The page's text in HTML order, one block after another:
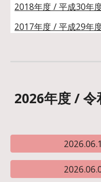
2018年度 / 平成30年
2017年度 / 平成29年
2026年度 / 令